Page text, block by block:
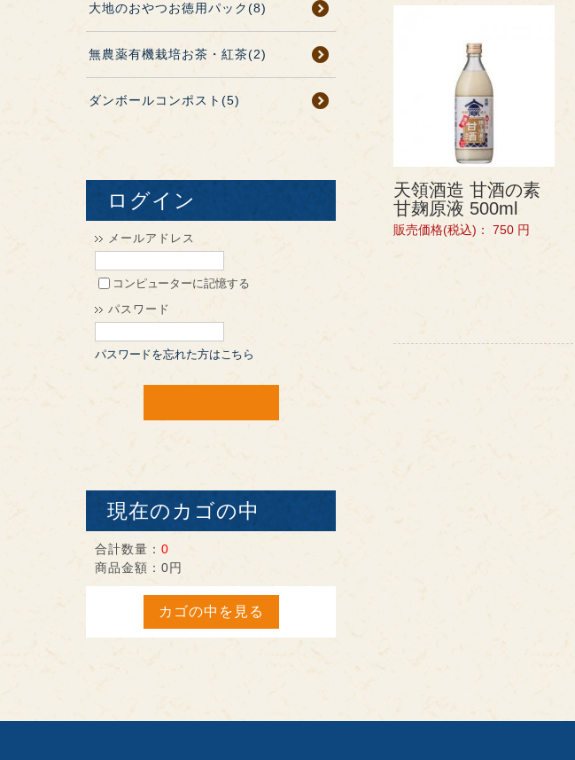
大地のおやつお徳用パック(8)
無農薬有機栽培お茶・紅茶(2)
ダンボールコンポスト(5)
ログイン
メールアドレス
コンピューターに記憶する
パスワード
パスワードを忘れた方はこちら
現在のカゴの中
合計数量： 0
商品金額： 0円
カゴの中を見る
天領酒造 甘酒の素
甘麹原液 500ml
販売価格(税込)： 750 円